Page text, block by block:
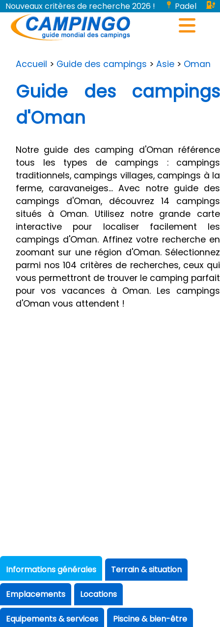
Nouveaux critères de recherche 2026 !
Padel
Bornes de recharge pour véhicules électriques...
Accueil > Guide des campings > Asie > Oman
Guide des campings
d'Oman
Notre guide des camping d'Oman référence
tous les types de campings : campings
traditionnels, campings villages, campings à la
ferme, caravaneiges... Avec notre guide des
campings d'Oman, découvrez 14 campings
situés à Oman. Utilisez notre grande carte
interactive pour localiser facilement les
campings d'Oman. Affinez votre recherche en
zoomant sur une région d'Oman. Sélectionnez
parmi nos 104 critères de recherches, ceux qui
vous permettront de trouver le camping parfait
pour vos vacances à Oman. Les campings
d'Oman vous attendent !
Informations générales Terrain & situation
Emplacements Locations
Equipements & services Piscine & bien-être